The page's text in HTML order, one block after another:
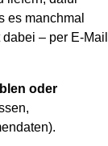
es manchmal
– per E-Mail
oder